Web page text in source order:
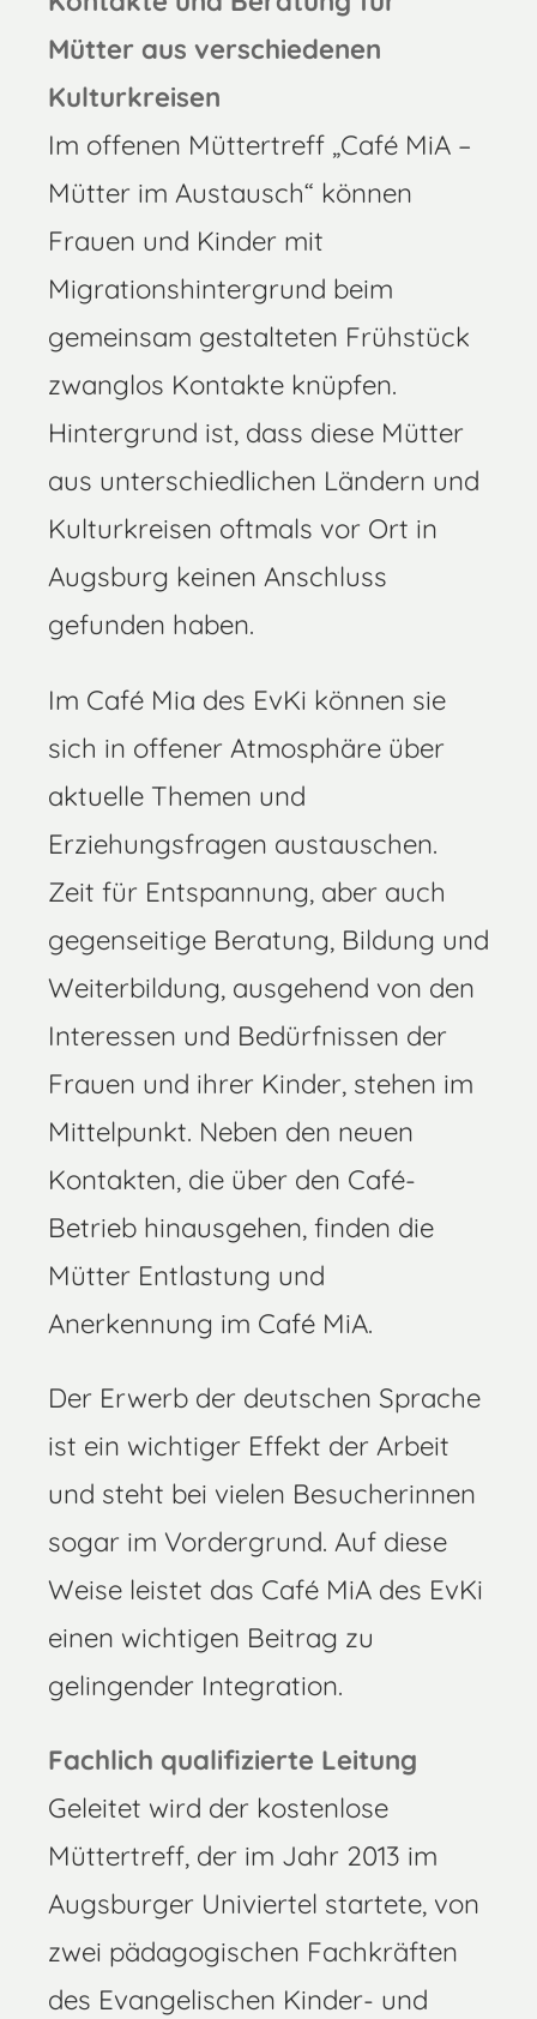
Mütter aus verschiedenen
Kulturkreisen
Im offenen Müttertreff „Café MiA –
Mütter im Austausch“ können
Frauen und Kinder mit
Migrationshintergrund beim
gemeinsam gestalteten Frühstück
zwanglos Kontakte knüpfen.
Hintergrund ist, dass diese Mütter
aus unterschiedlichen Ländern und
Kulturkreisen oftmals vor Ort in
Augsburg keinen Anschluss
gefunden haben.
Im Café Mia des EvKi können sie
sich in offener Atmosphäre über
aktuelle Themen und
Erziehungsfragen austauschen.
Zeit für Entspannung, aber auch
gegenseitige Beratung, Bildung und
Weiterbildung, ausgehend von den
Interessen und Bedürfnissen der
Frauen und ihrer Kinder, stehen im
Mittelpunkt. Neben den neuen
Kontakten, die über den Café-
Betrieb hinausgehen, finden die
Mütter Entlastung und
Anerkennung im Café MiA.
Der Erwerb der deutschen Sprache
ist ein wichtiger Effekt der Arbeit
und steht bei vielen Besucherinnen
sogar im Vordergrund. Auf diese
Weise leistet das Café MiA des EvKi
einen wichtigen Beitrag zu
gelingender Integration.
Fachlich qualifizierte Leitung
Geleitet wird der kostenlose
Müttertreff, der im Jahr 2013 im
Augsburger Univiertel startete, von
zwei pädagogischen Fachkräften
des Evangelischen Kinder- und